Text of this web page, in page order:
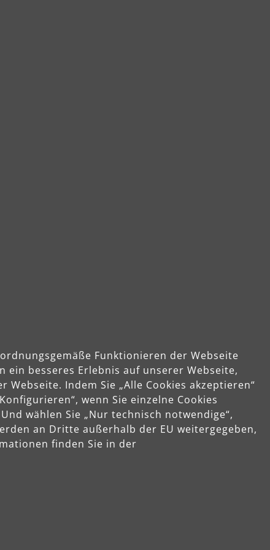
Wandschleifer und
sind sie als kompakte
Funktionieren der Webseite
besseres Erlebnis auf unserer Webseite,
Indem Sie „Alle Cookies akzeptieren“
wenn Sie einzelne Cookies
wählen Sie „Nur technisch notwendige“,
an Dritte außerhalb der EU weitergegeben,
finden Sie in der